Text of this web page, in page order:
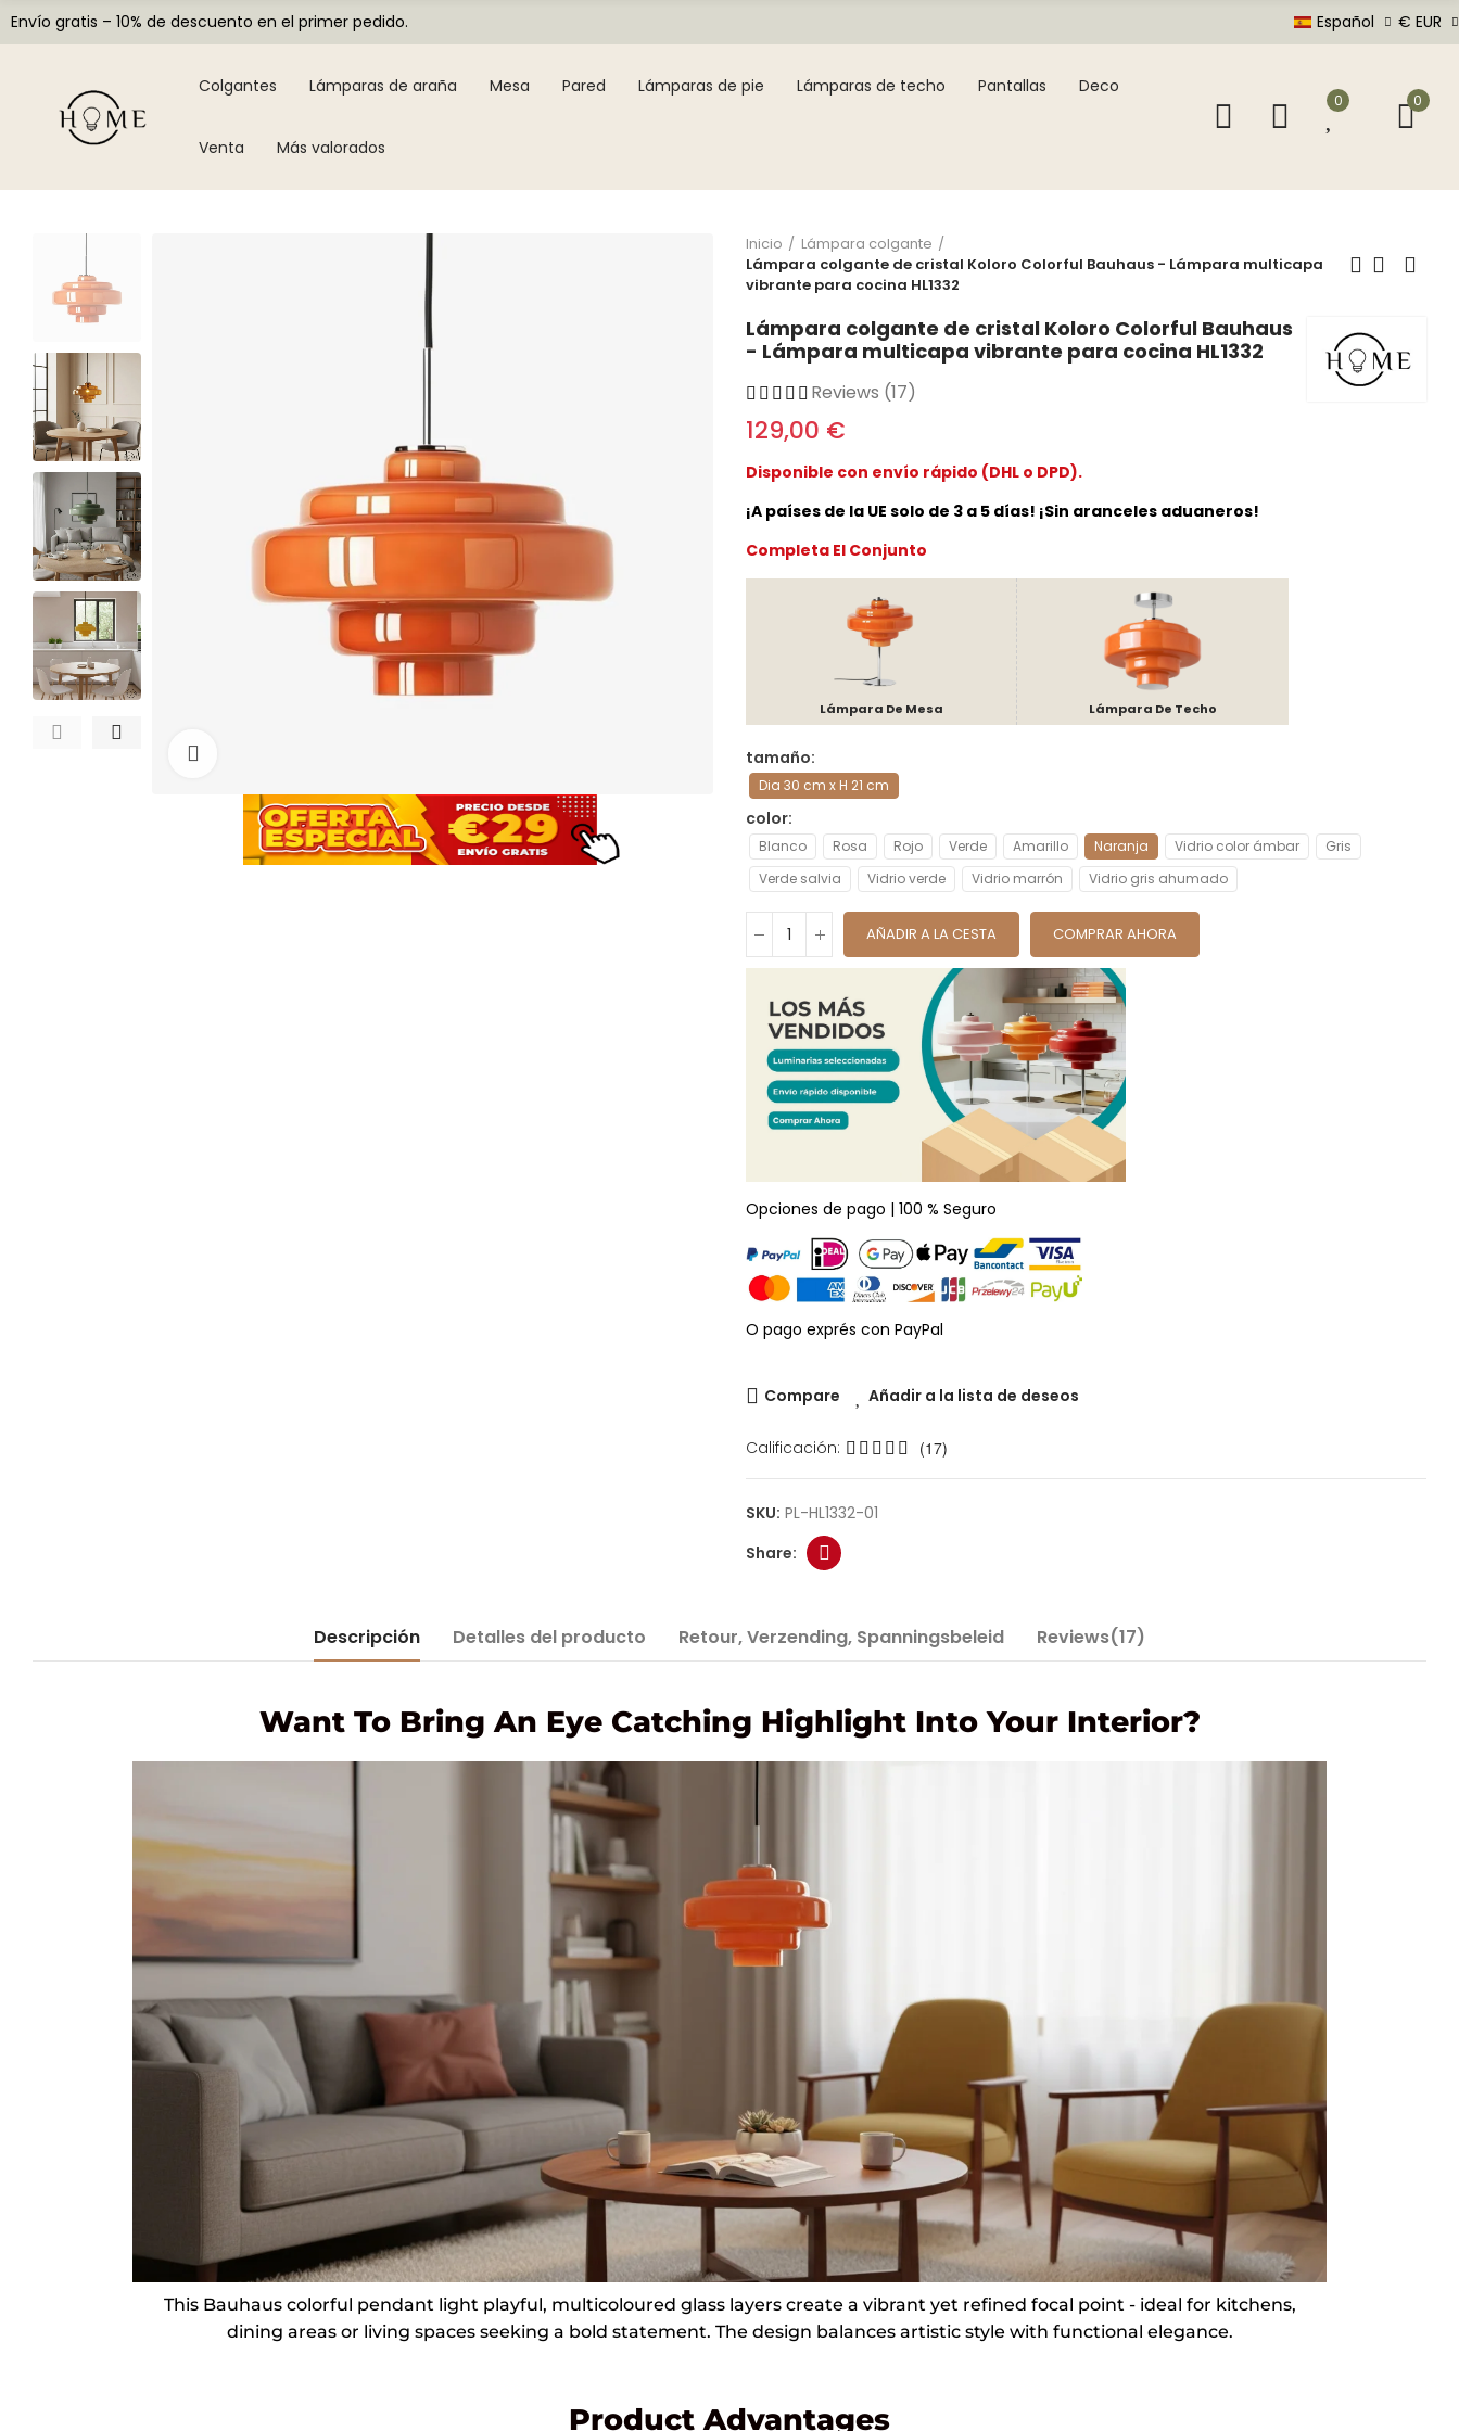
Envío gratis – 10% de descuento en el primer pedido. Español € EUR
Colgantes Lámparas de araña Mesa Pared Lámparas de pie Lámparas de techo Pantallas Deco
Venta Más valorados
0 0
Inicio
Lámpara colgante
Lámpara colgante de cristal Koloro Colorful Bauhaus - Lámpara multicapa
vibrante para cocina HL1332
Lámpara colgante de cristal Koloro Colorful Bauhaus
- Lámpara multicapa vibrante para cocina HL1332
Reviews (17)
129,00 €
Disponible con envío rápido (DHL o DPD).
¡A países de la UE solo de 3 a 5 días! ¡Sin aranceles aduaneros!
Completa El Conjunto
Lámpara De Mesa Lámpara De Techo
tamaño
Dia 30 cm x H 21 cm
color
Blanco Rosa Rojo Verde Amarillo Naranja Vidrio color ámbar
Gris
Verde salvia
Vidrio verde Vidrio marrón Vidrio gris ahumado
AÑADIR A LA CESTA COMPRAR AHORA
Opciones de pago | 100 % Seguro
O pago exprés con PayPal
Compare Añadir a la lista de deseos
Calificación: (17)
SKU: PL-HL1332-01
Descripción Detalles del producto Retour, Verzending, Spanningsbeleid Reviews(17)
Want To Bring An Eye Catching Highlight Into Your Interior?
This Bauhaus colorful pendant light playful, multicoloured glass layers create a vibrant yet refined focal point - ideal for kitchens,
dining areas or living spaces seeking a bold statement. The design balances artistic style with functional elegance.
Product Advantages